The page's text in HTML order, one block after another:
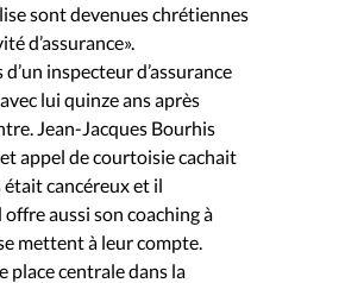
sont devenues chrétiennes
d’assurance».
inspecteur d’assurance
lui quinze ans après
Jean-Jacques Bourhis
appel de courtoisie cachait
était cancéreux et il
aussi son coaching à
mettent à leur compte.
place centrale dans la